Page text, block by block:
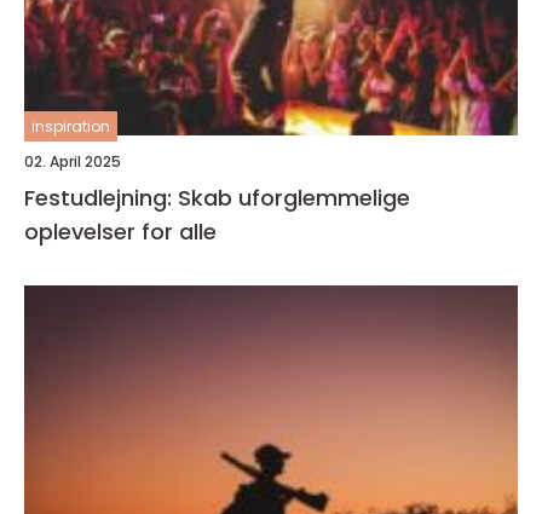
inspiration
02. April 2025
Festudlejning: Skab uforglemmelige
oplevelser for alle